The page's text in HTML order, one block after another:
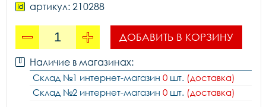
артикул: 210288
ДОБАВИТЬ В КОРЗИНУ
Наличие в магазинах:
Склад №1 интернет-магазин 0 шт. (доставка)
Склад №2 интернет-магазин 0 шт. (доставка)